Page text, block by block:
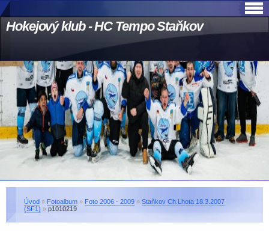
Hokejový klub - HC Tempo Staňkov
Úvod » Fotoalbum » Foto 2006 - 2009 » Staňkov Ch.Lhota 18.3.2007
(SF1) » p1010219